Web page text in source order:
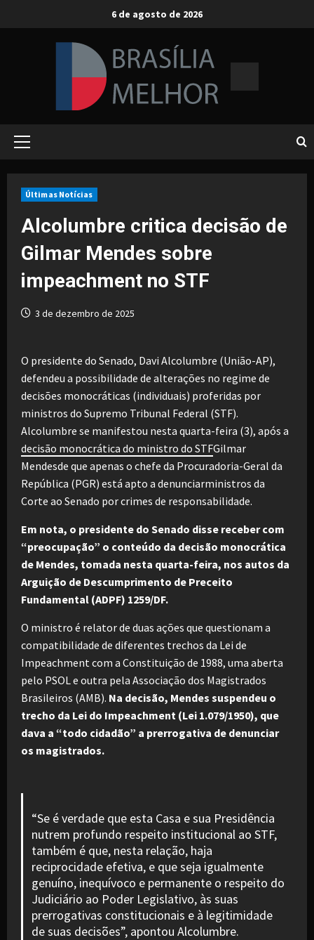
6 de agosto de 2026
Primary
Últimas Notícias
Alcolumbre critica decisão de
Gilmar Mendes sobre
impeachment no STF
3 de dezembro de 2025
O presidente do Senado, Davi Alcolumbre (União-AP),
defendeu a possibilidade de alterações no regime de
decisões monocráticas (individuais) proferidas por
ministros do Supremo Tribunal Federal (STF).
Alcolumbre se manifestou nesta quarta-feira (3), após a
decisão monocrática do ministro do STFGilmar
Mendesde que apenas o chefe da Procuradoria-Geral da
República (PGR) está apto a denunciarministros da
Corte ao Senado por crimes de responsabilidade.
Em nota, o presidente do Senado disse receber com
“preocupação” o conteúdo da decisão monocrática
de Mendes, tomada nesta quarta-feira, nos autos da
Arguição de Descumprimento de Preceito
Fundamental (ADPF) 1259/DF.
O ministro é relator de duas ações que questionam a
compatibilidade de diferentes trechos da Lei de
Impeachment com a Constituição de 1988, uma aberta
pelo PSOL e outra pela Associação dos Magistrados
Brasileiros (AMB). Na decisão, Mendes suspendeu o
trecho da Lei do Impeachment (Lei 1.079/1950), que
dava a “todo cidadão” a prerrogativa de denunciar
os magistrados.
“Se é verdade que esta Casa e sua Presidência
nutrem profundo respeito institucional ao STF,
também é que, nesta relação, haja
reciprocidade efetiva, e que seja igualmente
genuíno, inequívoco e permanente o respeito do
Judiciário ao Poder Legislativo, às suas
prerrogativas constitucionais e à legitimidade
de suas decisões”, apontou Alcolumbre.